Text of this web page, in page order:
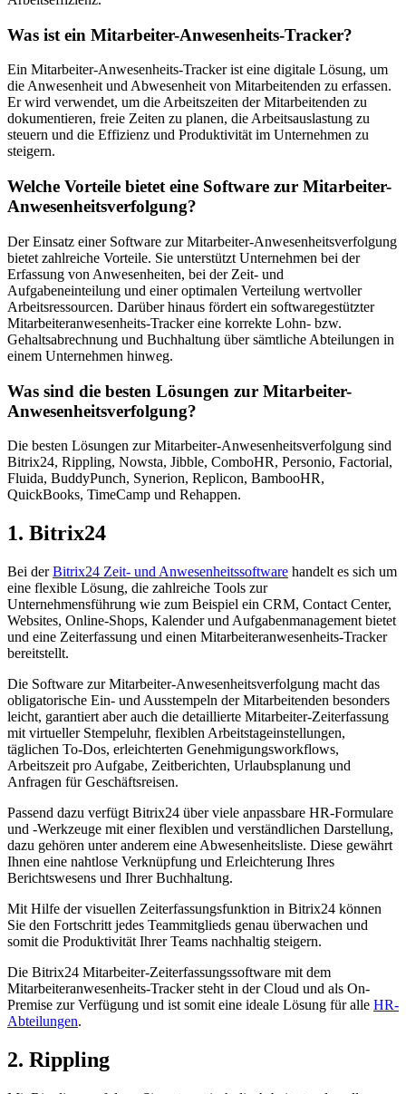
Was ist ein Mitarbeiter-Anwesenheits-Tracker?
Ein Mitarbeiter-Anwesenheits-Tracker ist eine digitale Lösung, um
die Anwesenheit und Abwesenheit von Mitarbeitenden zu erfassen.
Er wird verwendet, um die Arbeitszeiten der Mitarbeitenden zu
dokumentieren, freie Zeiten zu planen, die Arbeitsauslastung zu
steuern und die Effizienz und Produktivität im Unternehmen zu
steigern.
Welche Vorteile bietet eine Software zur Mitarbeiter-
Anwesenheitsverfolgung?
Der Einsatz einer Software zur Mitarbeiter-Anwesenheitsverfolgung
bietet zahlreiche Vorteile. Sie unterstützt Unternehmen bei der
Erfassung von Anwesenheiten, bei der Zeit- und
Aufgabeneinteilung und einer optimalen Verteilung wertvoller
Arbeitsressourcen. Darüber hinaus fördert ein softwaregestützter
Mitarbeiteranwesenheits-Tracker eine korrekte Lohn- bzw.
Gehaltsabrechnung und Buchhaltung über sämtliche Abteilungen in
einem Unternehmen hinweg.
Was sind die besten Lösungen zur Mitarbeiter-
Anwesenheitsverfolgung?
Die besten Lösungen zur Mitarbeiter-Anwesenheitsverfolgung sind
Bitrix24, Rippling, Nowsta, Jibble, ComboHR, Personio, Factorial,
Fluida, BuddyPunch, Synerion, Replicon, BambooHR,
QuickBooks, TimeCamp und Rehappen.
1. Bitrix24
Bei derBitrix24 Zeit- und Anwesenheitssoftware handelt es sich um
eine flexible Lösung, die zahlreiche Tools zur
Unternehmensführung wie zum Beispiel ein CRM, Contact Center,
Websites, Online-Shops, Kalender und Aufgabenmanagement bietet
und eine Zeiterfassung und einen Mitarbeiteranwesenheits-Tracker
bereitstellt.
Die Software zur Mitarbeiter-Anwesenheitsverfolgung macht das
obligatorische Ein- und Ausstempeln der Mitarbeitenden besonders
leicht, garantiert aber auch die detaillierte Mitarbeiter-Zeiterfassung
mit virtueller Stempeluhr, flexiblen Arbeitstageinstellungen,
täglichen To-Dos, erleichterten Genehmigungsworkflows,
Arbeitszeit pro Aufgabe, Zeitberichten, Urlaubsplanung und
Anfragen für Geschäftsreisen.
Passend dazu verfügt Bitrix24 über viele anpassbare HR-Formulare
und -Werkzeuge mit einer flexiblen und verständlichen Darstellung,
dazu gehören unter anderem eine Abwesenheitsliste. Diese gewährt
Ihnen eine nahtlose Verknüpfung und Erleichterung Ihres
Berichtswesens und Ihrer Buchhaltung.
Mit Hilfe der visuellen Zeiterfassungsfunktion in Bitrix24 können
Sie den Fortschritt jedes Teammitglieds genau überwachen und
somit die Produktivität Ihrer Teams nachhaltig steigern.
Die Bitrix24 Mitarbeiter-Zeiterfassungssoftware mit dem
Mitarbeiteranwesenheits-Tracker steht in der Cloud und als On-
Premise zur Verfügung und ist somit eine ideale Lösung für alle HR-
Abteilungen.
2. Rippling